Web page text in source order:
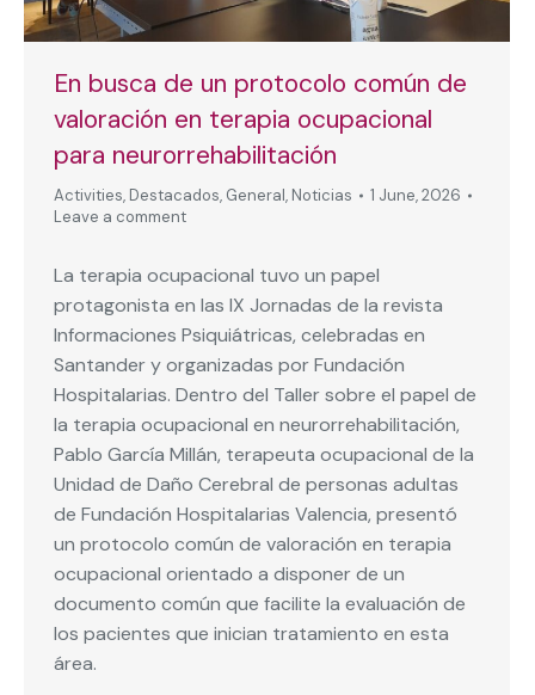
En busca de un protocolo común de
valoración en terapia ocupacional
para neurorrehabilitación
Activities, Destacados, General, Noticias
1 June, 2026
Leave a comment
La terapia ocupacional tuvo un papel
protagonista en las IX Jornadas de la revista
Informaciones Psiquiátricas, celebradas en
Santander y organizadas por Fundación
Hospitalarias. Dentro del Taller sobre el papel de
la terapia ocupacional en neurorrehabilitación,
Pablo García Millán, terapeuta ocupacional de la
Unidad de Daño Cerebral de personas adultas
de Fundación Hospitalarias Valencia, presentó
un protocolo común de valoración en terapia
ocupacional orientado a disponer de un
documento común que facilite la evaluación de
los pacientes que inician tratamiento en esta
área.